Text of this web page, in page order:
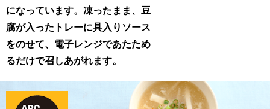
になっています。凍ったまま、豆
腐が入ったトレーに具入りソース
をのせて、電子レンジであたため
るだけで召しあがれます。